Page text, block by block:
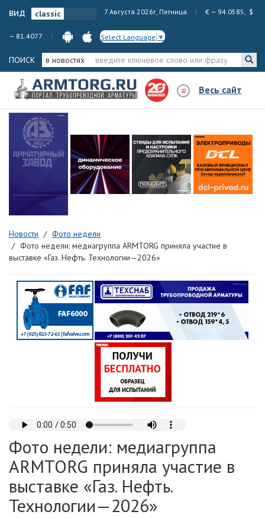
вид 7 Августа 2026г, Пятница € — 94.0585, $
— 81.4077 Select Language ▼
ПОИСК в новостях
Весь сайт
Новости
Фото недели
Фото недели: медиагруппа ARMTORG приняла участие в
выставке «Газ. Нефть. Технологии—2026»
Фото недели: медиагруппа
ARMTORG приняла участие в
выставке «Газ. Нефть.
Технологии—2026»